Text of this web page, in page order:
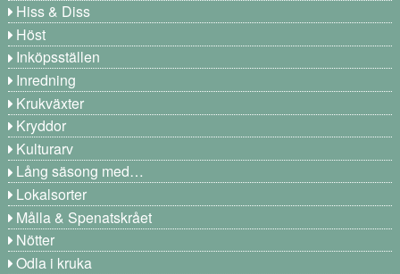
Hiss & Diss
Höst
Inköpsställen
Inredning
Krukväxter
Kryddor
Kulturarv
Lång säsong med…
Lokalsorter
Målla & Spenatskrået
Nötter
Odla i kruka